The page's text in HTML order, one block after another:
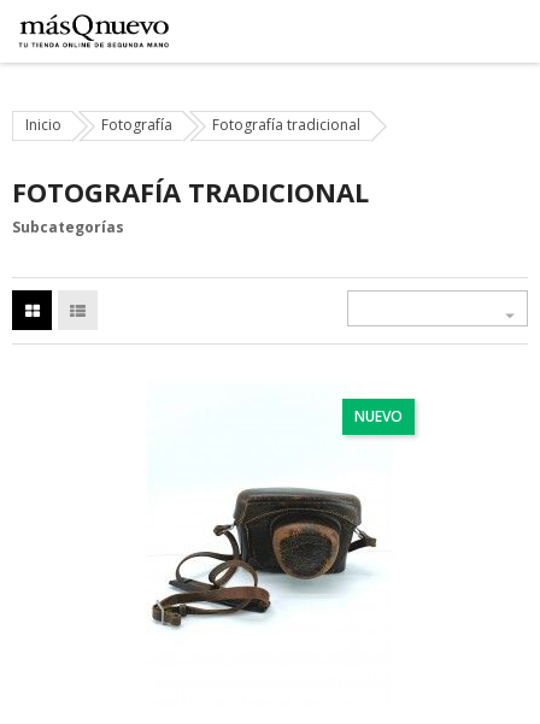
Inicio Fotografía Fotografía tradicional
FOTOGRAFÍA TRADICIONAL
Subcategorías

NUEVO